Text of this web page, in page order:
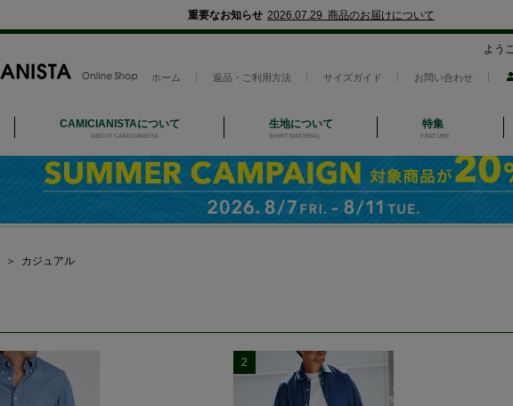
重要なお知らせ 2026.07.29 商品のお届けについて
よう
ホーム 返品・ご利用方法 サイズガイド お問い合わせ
CAMICIANISTAについて
ABOUT CAMICIANISTA
生地について
SHIRT MATERIAL
特集
FEATURE
＞ カジュアル
2